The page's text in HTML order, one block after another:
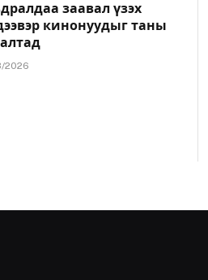
заавал үзэх
кинонуудыг таны
2026